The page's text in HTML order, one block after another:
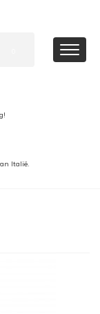
Italië.